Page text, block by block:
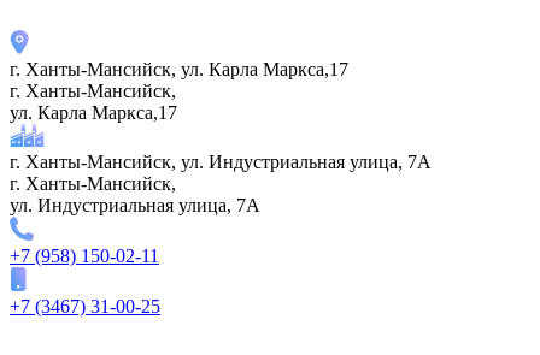
г. Ханты-Мансийск, ул. Карла Маркса,17
г. Ханты-Мансийск,
ул. Карла Маркса,17
г. Ханты-Мансийск, ул. Индустриальная улица, 7А
г. Ханты-Мансийск,
ул. Индустриальная улица, 7А
+7 (958) 150-02-11
+7 (3467) 31-00-25